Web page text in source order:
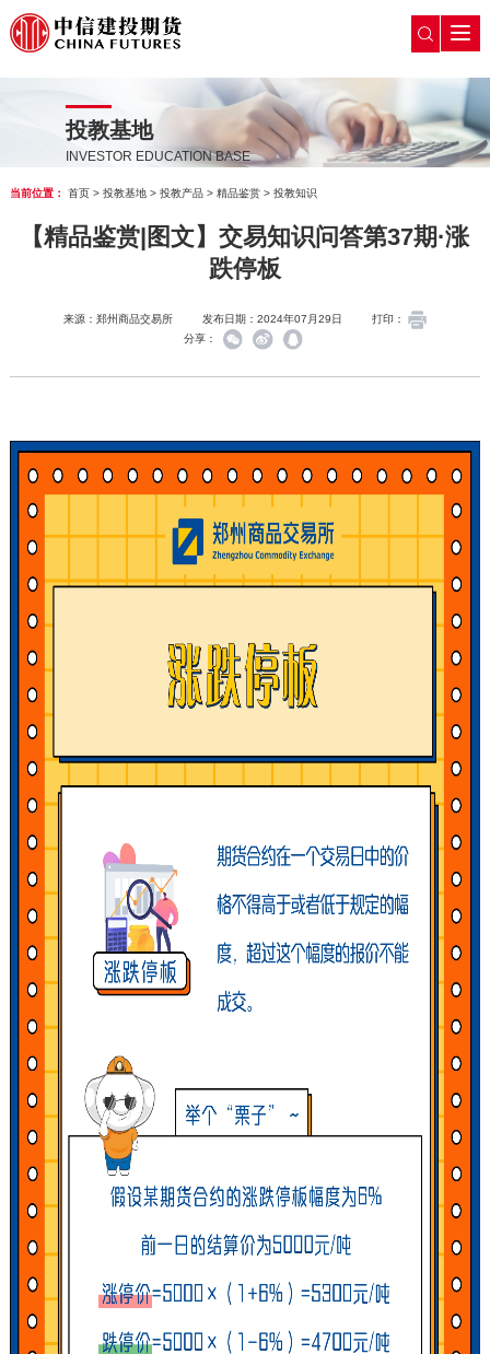
投教基地
INVESTOR EDUCATION BASE
当前位置： 首页> 投教基地> 投教产品> 精品鉴赏> 投教知识
【精品鉴赏|图文】交易知识问答第37期·涨
跌停板
来源：郑州商品交易所 发布日期：2024年07月29日
打印：
分享：